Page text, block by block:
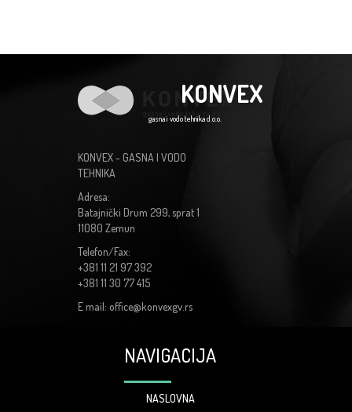
KONVEX
gasna i vodo tehnika d.o.o.
KONVEX - GASNA I VODO
TEHNIKA
Adresa:
Batajnički Drum 299, sprat 1
11080 Zemun
Telefon/Fax:
+381 11 21 97 392
+381 11 30 77 415
E mail: office@konvexgv.rs
NAVIGACIJA
NASLOVNA